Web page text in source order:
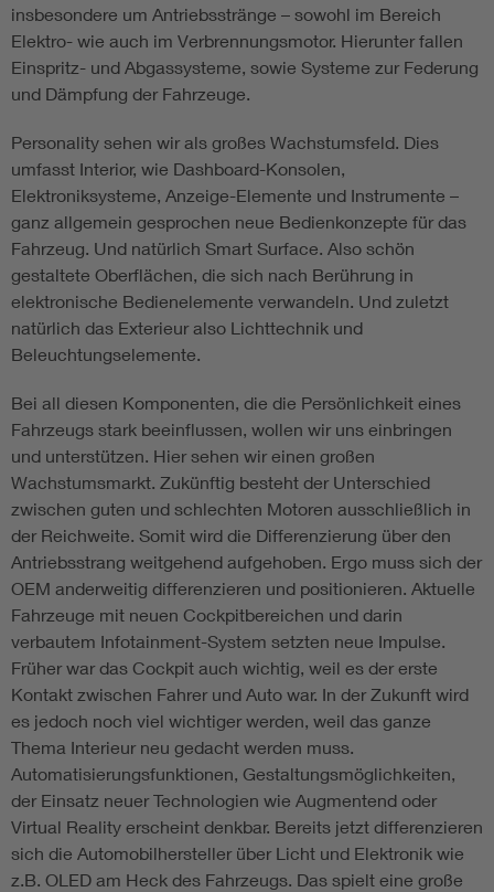
insbesondere um Antriebsstränge – sowohl im Bereich
Elektro- wie auch im Verbrennungsmotor. Hierunter fallen
Einspritz- und Abgassysteme, sowie Systeme zur Federung
und Dämpfung der Fahrzeuge.
Personality sehen wir als großes Wachstumsfeld. Dies
umfasst Interior, wie Dashboard-Konsolen,
Elektroniksysteme, Anzeige-Elemente und Instrumente –
ganz allgemein gesprochen neue Bedienkonzepte für das
Fahrzeug. Und natürlich Smart Surface. Also schön
gestaltete Oberflächen, die sich nach Berührung in
elektronische Bedienelemente verwandeln. Und zuletzt
natürlich das Exterieur also Lichttechnik und
Beleuchtungselemente.
Bei all diesen Komponenten, die die Persönlichkeit eines
Fahrzeugs stark beeinflussen, wollen wir uns einbringen
und unterstützen. Hier sehen wir einen großen
Wachstumsmarkt. Zukünftig besteht der Unterschied
zwischen guten und schlechten Motoren ausschließlich in
der Reichweite. Somit wird die Differenzierung über den
Antriebsstrang weitgehend aufgehoben. Ergo muss sich der
OEM anderweitig differenzieren und positionieren. Aktuelle
Fahrzeuge mit neuen Cockpitbereichen und darin
verbautem Infotainment-System setzten neue Impulse.
Früher war das Cockpit auch wichtig, weil es der erste
Kontakt zwischen Fahrer und Auto war. In der Zukunft wird
es jedoch noch viel wichtiger werden, weil das ganze
Thema Interieur neu gedacht werden muss.
Automatisierungsfunktionen, Gestaltungsmöglichkeiten,
der Einsatz neuer Technologien wie Augmentend oder
Virtual Reality erscheint denkbar. Bereits jetzt differenzieren
sich die Automobilhersteller über Licht und Elektronik wie
z.B. OLED am Heck des Fahrzeugs. Das spielt eine große